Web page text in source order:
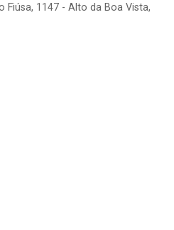
Fiúsa, 1147 - Alto da Boa Vista,